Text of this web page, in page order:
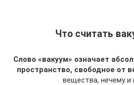
Что считать
Слово «вакуум» означает
пространство, свободное от
вещества, нечему и